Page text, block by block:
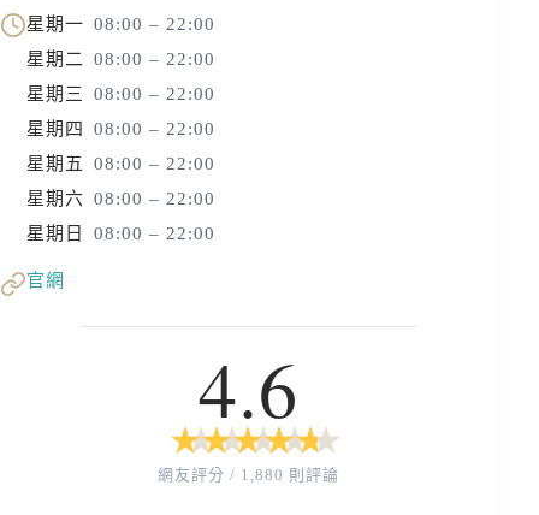
星期一 08:00 – 22:00
星期二 08:00 – 22:00
星期三
08:00 – 22:00
星期四
08:00 – 22:00
星期五
08:00 – 22:00
星期六 08:00 – 22:00
星期日
08:00 – 22:00
官網
4.6
★
★ ★
★ ★
★ ★
★ ★
★
網友評分 / 1,880 則評論